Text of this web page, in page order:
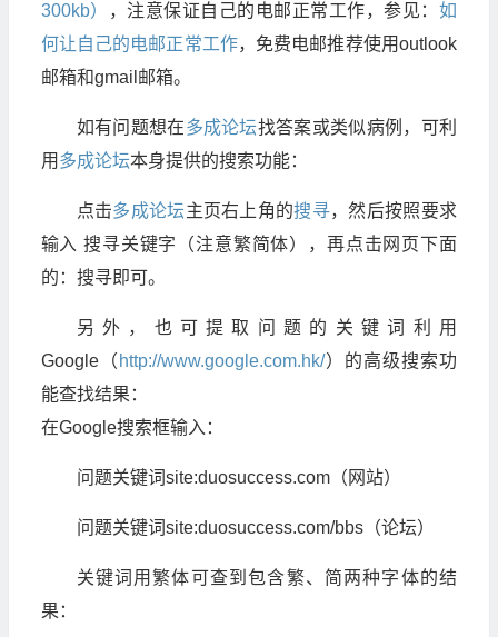
300kb）
，注意保证自己的电邮正常工作，参见： 如
何让自己的电邮正常工作，免费电邮推荐使用outlook
邮箱和gmail邮箱。
如有问题想在多成论坛找答案或类似病例，可利
用 多成论坛本身提供的搜索功能：
点击多成论坛主页右上角的搜寻，然后按照要求
输入 搜寻关键字（注意繁简体），再点击网页下面
的：搜寻即可。
另外，也可提取问题的关键词利用
Google（ http://www.google.com.hk/）的高级搜索功
能查找结果：
在Google搜索框输入：
问题关键词site:duosuccess.com（网站）
问题关键词site:duosuccess.com/bbs（论坛）
关键词用繁体可查到包含繁、简两种字体的结
果：